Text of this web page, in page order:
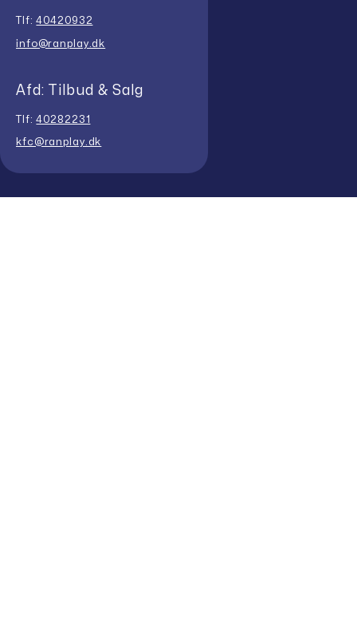
Tlf:40420932
info@ranplay.dk
Afd: Tilbud & Salg
Tlf:40282231
kfc@ranplay.dk